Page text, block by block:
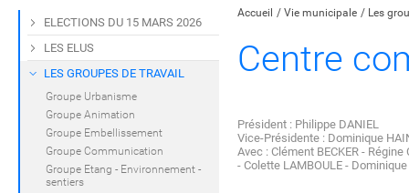
Accueil Vie municipale Les
Centre
Président : Philippe DANIEL
Vice-Présidente : Dominique
Avec : Clément BECKER -
- Colette LAMBOULE -
ELECTIONS DU 15 MARS 2026
LES ELUS
LES GROUPES DE TRAVAIL
Groupe Urbanisme
Groupe Animation
Groupe Embellissement
Groupe Communication
Groupe Etang - Environnement -
sentiers